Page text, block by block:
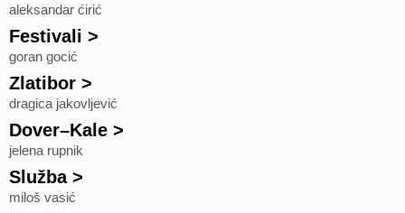
aleksandar ćirić
Festivali >
goran gocić
Zlatibor >
dragica jakovljević
Dover–Kale >
jelena rupnik
Služba>
miloš vasić